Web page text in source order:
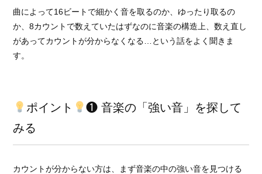
曲によって16ビートで細かく音を取るのか、ゆったり取るの
か、8カウントで数えていたはずなのに音楽の構造上、数え直し
があってカウントが分からなくなる…という話をよく聞きま
す。
ポイント
❶ 音楽の「強い音」を探して
みる
カウントが分からない方は、まず音楽の中の強い音を見つける